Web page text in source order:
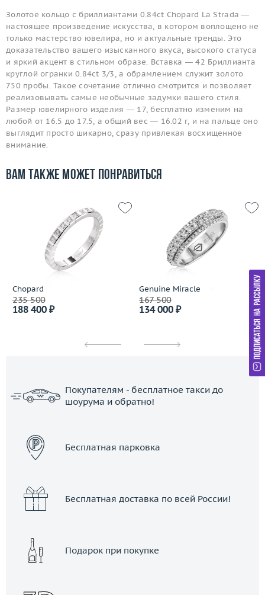
Золотое кольцо с бриллиантами 0.84ct Chopard La Strada —
настоящее произведение искусства, в котором воплощено не
только мастерство ювелира, но и актуальные тренды. Это
доказательство вашего изысканного вкуса, высокого статуса
и яркий акцент в стильном образе. Вставка — 42 Бриллианта
круглой огранки 0.84ct 3/3, а обрамлением служит золото
750 пробы. Такое сочетание отлично смотрится и позволяет
реализовывать самые необычные задумки вашего стиля.
Размер ювелирного изделия — 17, бесплатно изменим на
любой от 16.5 до 17.5, а общий вес — 16.02 г, и на пальце оно
выглядит просто шикарно, сразу привлекая восхищенное
внимание.
Вам также может понравиться
Chopard
235 500
188 400 ₽
Genuine Miracle
167 500
134 000 ₽
Покупателям - бесплатное такси до
шоурума и обратно!
Бесплатная парковка
Бесплатная доставка по всей России!
Подарок при покупке